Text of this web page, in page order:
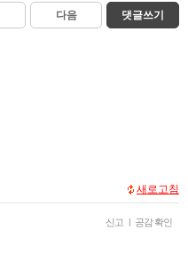
다음 댓글쓰기
새로고침
신고 | 공감 확인